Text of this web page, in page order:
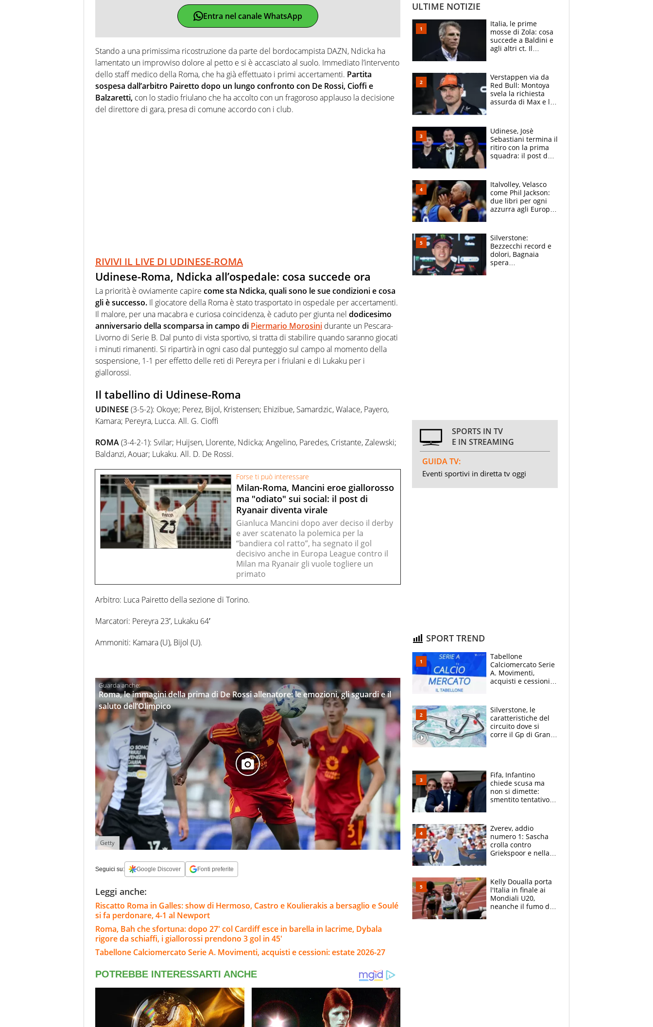
Entra nel canale WhatsApp
Stando a una primissima ricostruzione da parte del bordocampista DAZN, Ndicka ha
lamentato un improvviso dolore al petto e si è accasciato al suolo. Immediato l’intervento
dello staff medico della Roma, che ha già effettuato i primi accertamenti. Partita
sospesa dall’arbitro Pairetto dopo un lungo confronto con De Rossi, Cioffi e
Balzaretti, con lo stadio friulano che ha accolto con un fragoroso applauso la decisione
del direttore di gara, presa di comune accordo con i club.
RIVIVI IL LIVE DI UDINESE-ROMA
Udinese-Roma, Ndicka all’ospedale: cosa succede ora
La priorità è ovviamente capire come sta Ndicka, quali sono le sue condizioni e cosa
gli è successo. Il giocatore della Roma è stato trasportato in ospedale per accertamenti.
Il malore, per una macabra e curiosa coincidenza, è caduto per giunta nel dodicesimo
anniversario della scomparsa in campo di Piermario Morosini durante un Pescara-
Livorno di Serie B. Dal punto di vista sportivo, si tratta di stabilire quando saranno giocati
i minuti rimanenti. Si ripartirà in ogni caso dal punteggio sul campo al momento della
sospensione, 1-1 per effetto delle reti di Pereyra per i friulani e di Lukaku per i
giallorossi.
Il tabellino di Udinese-Roma
UDINESE (3-5-2): Okoye; Perez, Bijol, Kristensen; Ehizibue, Samardzic, Walace, Payero,
Kamara; Pereyra, Lucca. All. G. Cioffi
ROMA(3-4-2-1): Svilar; Huijsen, Llorente, Ndicka; Angelino, Paredes, Cristante, Zalewski;
Baldanzi, Aouar; Lukaku. All. D. De Rossi.
Forse ti può interessare
Milan-Roma, Mancini eroe giallorosso
ma "odiato" sui social: il post di
Ryanair diventa virale
Gianluca Mancini dopo aver deciso il derby
e aver scatenato la polemica per la
“bandiera col ratto”, ha segnato il gol
decisivo anche in Europa League contro il
Milan ma Ryanair gli vuole togliere un
primato
Arbitro: Luca Pairetto della sezione di Torino.
Marcatori: Pereyra 23′, Lukaku 64′
Ammoniti: Kamara (U), Bijol (U).
Roma, le immagini della prima di De Rossi allenatore: le emozioni, gli sguardi e il
saluto dell’Olimpico
Getty
Seguici su: Google Discover Fonti preferite
Leggi anche:
Riscatto Roma in Galles: show di Hermoso, Castro e Koulierakis a bersaglio e Soulé
si fa perdonare, 4-1 al Newport
Roma, Bah che sfortuna: dopo 27' col Cardiff esce in barella in lacrime, Dybala
rigore da schiaffi, i giallorossi prendono 3 gol in 45'
Tabellone Calciomercato Serie A. Movimenti, acquisti e cessioni: estate 2026-27
ULTIME NOTIZIE
Italia, le prime
mosse di Zola: cosa
succede a Baldini e
agli altri ct. Il
azzurri
Verstappen via da
Red Bull: Montoya
svela la richiesta
assurda di Max e lo
McLaren siano
meglio?”
Udinese, Josè
Sebastiani termina il
ritiro con la prima
squadra: il post del
sfondo
Italvolley, Velasco
come Phil Jackson:
due libri per ogni
azzurra agli Europei.
Silverstone:
Bezzecchi record e
dolori, Bagnaia
spera
SPORTS IN TV
E IN STREAMING
GUIDA TV:
Eventi sportivi in diretta tv oggi
SPORT TREND
Tabellone
Calciomercato Serie
A. Movimenti,
acquisti e cessioni:
Silverstone, le
caratteristiche del
circuito dove si
corre il Gp di Gran
Fifa, Infantino
chiede scusa ma
non si dimette:
smentito tentativo di
Zverev, addio
numero 1: Sascha
crolla contro
Griekspoor e nella
terzo. Quanti malori
a Montreal
Kelly Doualla porta
l'Italia in finale ai
Mondiali U20,
neanche il fumo di